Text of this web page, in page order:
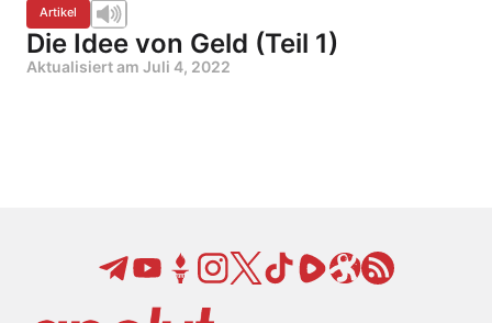
Artikel
Die Idee von Geld (Teil 1)
Aktualisiert am Juli 4, 2022